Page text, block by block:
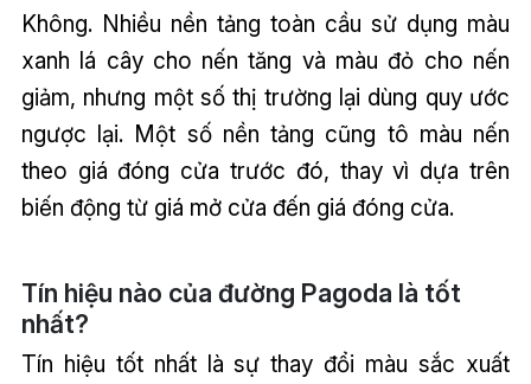
Không. Nhiều nền tảng toàn cầu sử dụng màu
xanh lá cây cho nến tăng và màu đỏ cho nến
giảm, nhưng một số thị trường lại dùng quy ước
ngược lại. Một số nền tảng cũng tô màu nến
theo giá đóng cửa trước đó, thay vì dựa trên
biến động từ giá mở cửa đến giá đóng cửa.
Tín hiệu nào của đường Pagoda là tốt
nhất?
Tín hiệu tốt nhất là sự thay đổi màu sắc xuất